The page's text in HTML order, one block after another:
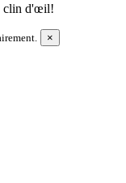
clin d'œil!
×